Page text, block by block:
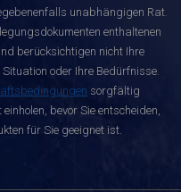
unabhängigen Rat.
enthaltenen
berücksichtigen nicht Ihre
oder Ihre Bedürfnisse.
sorgfältig
bevor Sie entscheiden,
für Sie geeignet ist.